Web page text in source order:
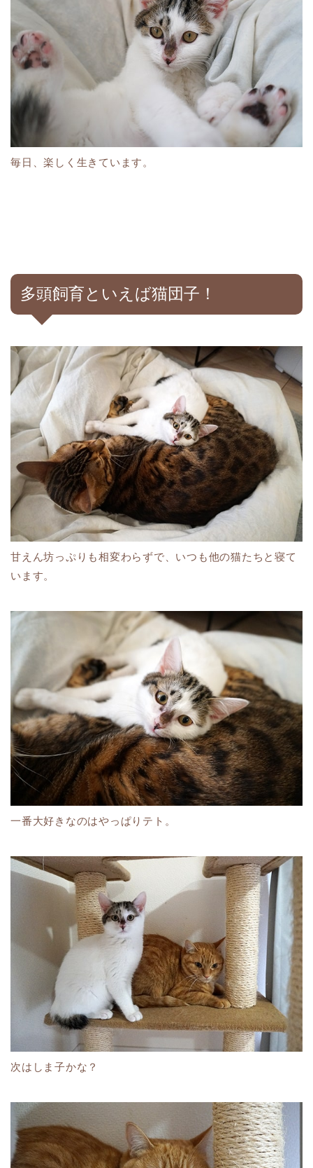
毎日、楽しく生きています。
多頭飼育といえば猫団子！
甘えん坊っぷりも相変わらずで、いつも他の猫たちと寝て
います。
一番大好きなのはやっぱりテト。
次はしま子かな？